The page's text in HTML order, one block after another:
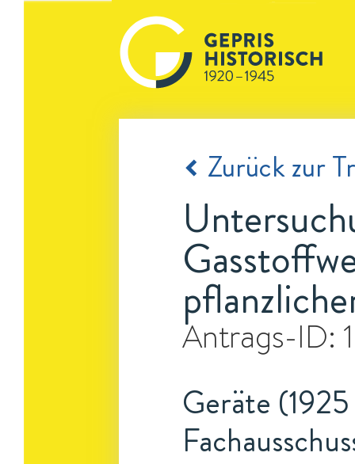
Zurück zur
Antrags-ID:
Geräte